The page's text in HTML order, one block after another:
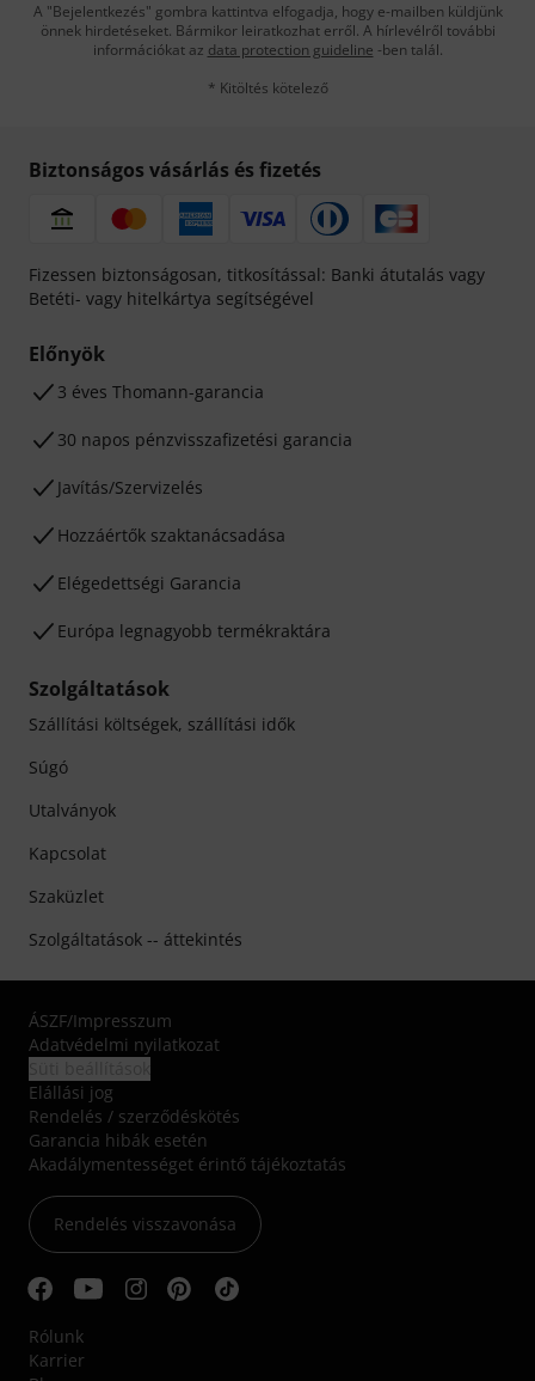
A "Bejelentkezés" gombra kattintva elfogadja, hogy e-mailben küldjünk
önnek hirdetéseket. Bármikor leiratkozhat erről. A hírlevélről további
információkat az data protection guideline -ben talál.
* Kitöltés kötelező
Biztonságos vásárlás és fizetés
Fizessen biztonságosan, titkosítással: Banki átutalás vagy
Betéti- vagy hitelkártya segítségével
Előnyök
3 éves Thomann-garancia
30 napos pénzvisszafizetési garancia
Javítás/Szervizelés
Hozzáértők szaktanácsadása
Elégedettségi Garancia
Európa legnagyobb termékraktára
Szolgáltatások
Szállítási költségek, szállítási idők
Súgó
Utalványok
Kapcsolat
Szaküzlet
Szolgáltatások -- áttekintés
ÁSZF/Impresszum
Adatvédelmi nyilatkozat
Elállási jog
Rendelés / szerződéskötés
Garancia hibák esetén
Akadálymentességet érintő tájékoztatás
Rendelés visszavonása
Rólunk
Karrier